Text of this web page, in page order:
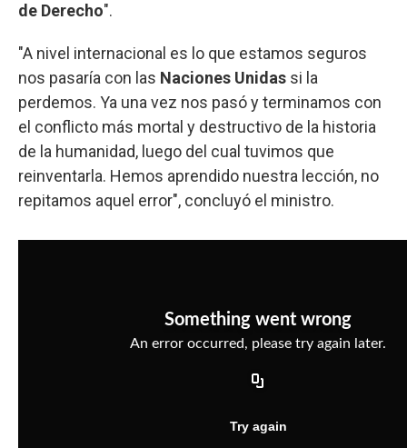
de Derecho".
"A nivel internacional es lo que estamos seguros
nos pasaría con las Naciones Unidas si la
perdemos. Ya una vez nos pasó y terminamos con
el conflicto más mortal y destructivo de la historia
de la humanidad, luego del cual tuvimos que
reinventarla. Hemos aprendido nuestra lección, no
repitamos aquel error", concluyó el ministro.